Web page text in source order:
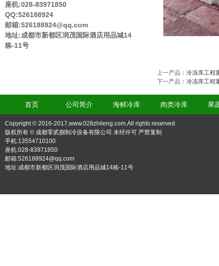
座机:028-83971850
QQ:526188924
邮箱:526188924@qq.com
地址:成都市新都区润茂国际酒店用品城14
栋-11号
上一产品 ： 冷冻库工程
下一产品 ： 冷冻库工程
首页 公司简介 海鲜冷库 肉类冷库 果
Copyright © 2016-2017,www.028zhileng.com,All rights reserved
版权所有 © 成都零贰捌制冷设备有限公司 未经许可 严禁复制
手机:13554710100
座机:028-83971850
邮箱:526188924@qq.com
地址:成都市新都区润茂国际酒店用品城14栋-11号